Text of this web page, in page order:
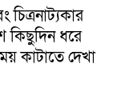
চিত্রনাট্যকার
কিছুদিন ধরে
কাটাতে দেখা